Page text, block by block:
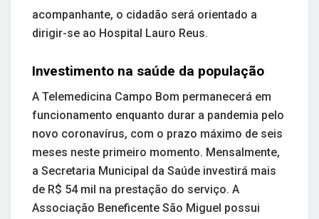
acompanhante, o cidadão será orientado a
dirigir-se ao Hospital Lauro Reus.
Investimento na saúde da população
A Telemedicina Campo Bom permanecerá em
funcionamento enquanto durar a pandemia pelo
novo coronavírus, com o prazo máximo de seis
meses neste primeiro momento. Mensalmente,
a Secretaria Municipal da Saúde investirá mais
de R$ 54 mil na prestação do serviço. A
Associação Beneficente São Miguel possui